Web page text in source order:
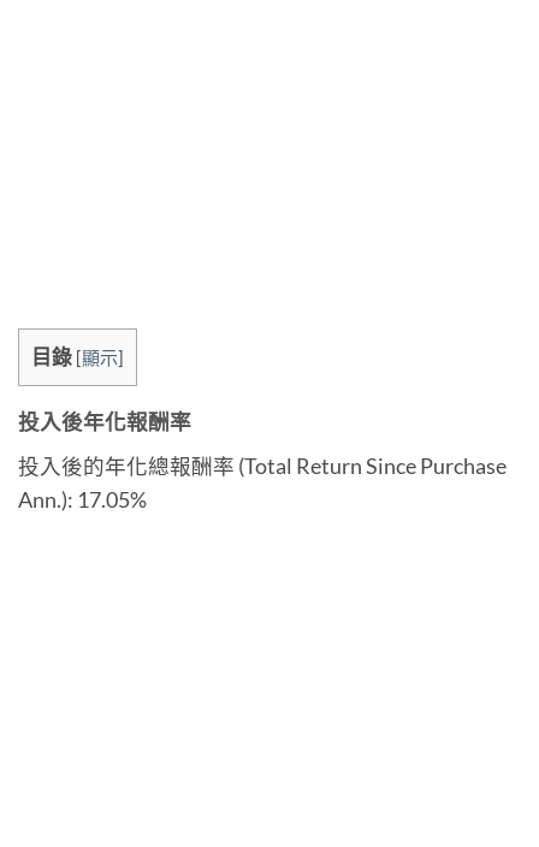
目錄 [顯示]
投入後年化報酬率
投入後的年化總報酬率 (Total Return Since Purchase
Ann.): 17.05%